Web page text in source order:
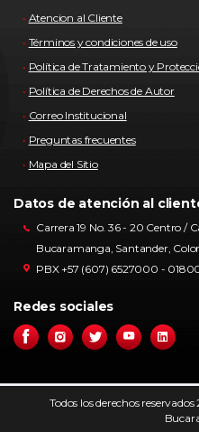
Atencion al Cliente
Términos y condiciones de uso
Política de Tratamiento y
Política de Derechos de Autor
Correo Institucional
Preguntas frecuentes
Mapa del Sitio
Datos de atención al
Carrera 19 No. 36 - 20 Centro /
Bucaramanga, Santander,
PBX +57 (607) 6527000 -
Redes sociales
Todos los derechos